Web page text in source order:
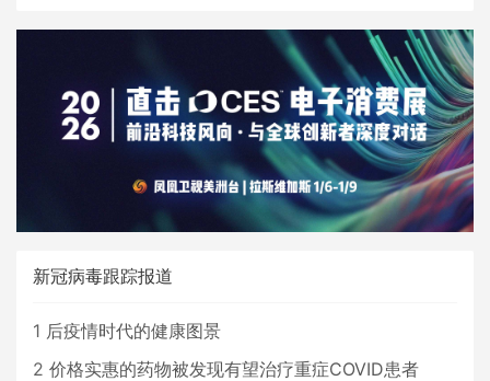
新冠病毒跟踪报道
1 后疫情时代的健康图景
2 价格实惠的药物被发现有望治疗重症COVID患者